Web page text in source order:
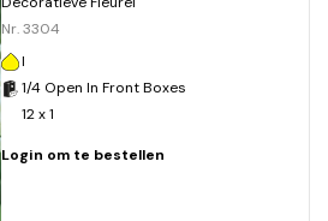
Nr. 3304
I
1/4 Open In Front Boxes
12 x 1
Login om te bestellen